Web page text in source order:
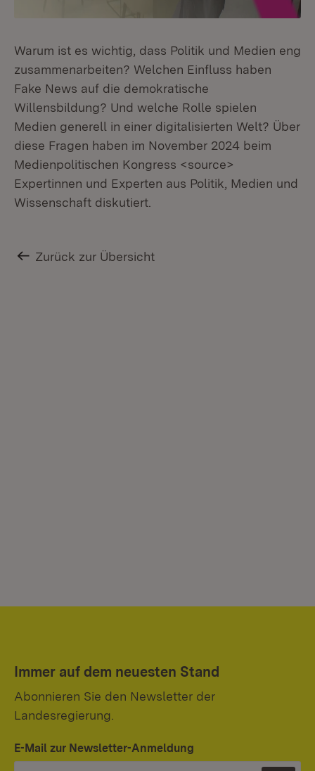
Warum ist es wichtig, dass Politik und Medien eng
zusammenarbeiten? Welchen Einfluss haben
Fake News auf die demokratische
Willensbildung? Und welche Rolle spielen
Medien generell in einer digitalisierten Welt? Über
diese Fragen haben im November 2024 beim
Medienpolitischen Kongress <source>
Expertinnen und Experten aus Politik, Medien und
Wissenschaft diskutiert.
Zurück zur Übersicht
Immer auf dem neuesten Stand
Abonnieren Sie den Newsletter der
Landesregierung.
E-Mail zur Newsletter-Anmeldung